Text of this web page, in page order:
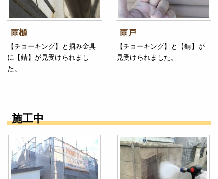
雨樋
【チョーキング】と掴み金具
に【錆】が見受けられまし
た。
雨戸
【チョーキング】と【錆】が
見受けられました。
施工中